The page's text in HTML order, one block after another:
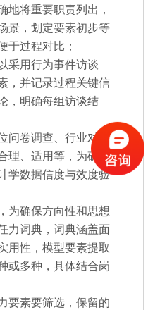
地将重要职责列出，
景，划定要素初步等
于过程对比；
采用行为事件访谈
，并记录过程关键信
，明确每组访谈结
问卷调查、行业对标
理、适用等，为确保
学数据信度与效度验
为确保方向性和思想
力词典，词典涵盖面
用性，模型要素提取
或多种，具体结合岗
要素要筛选，保留的